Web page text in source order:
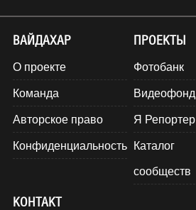
ВАЙДАХАР
О проекте
Команда
Авторское право
Конфиденциальность
ПРОЕКТЫ
Фотобанк
Видеофонд
Я Репортер
Каталог
сообществ
КОНТАКТ